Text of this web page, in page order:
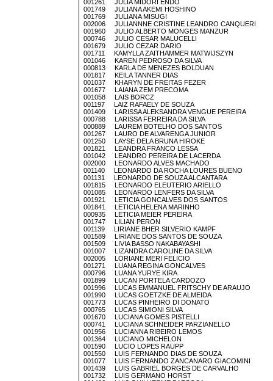
001261 JULIA MIDORI ENDO
001749 JULIANA AKEMI HOSHINO
001769 JULIANA MISUGI
002006 JULIANNNE CRISTINE LEANDRO CANQUERI
001960 JULIO ALBERTO MONGES MANZUR
000746 JULIO CESAR MALUCELLI
001679 JULIO CEZAR DARIO
001711 KAMYLLA ZAITHAMMER MATWIJSZYN
001046 KAREN PEDROSO DA SILVA
000813 KARLA DE MENEZES BOLDUAN
001817 KEILA TANNER DIAS
001037 KHARYN DE FREITAS FEZER
001677 LAIANA ZEM PRECOMA
001058 LAIS BORCZ
001197 LAIZ RAFAELY DE SOUZA
001409 LARISSA ALEKSANDRA VENGUE PEREIRA
000788 LARISSA FERREIRA DA SILVA
000889 LAUREM BOTELHO DOS SANTOS
001267 LAURO DE ALVARENGA JUNIOR
001250 LAYSE DELA BRUNA HIROKE
001821 LEANDRA FRANCO LESSA
001042 LEANDRO PEREIRA DE LACERDA
002000 LEONARDO ALVES MACHADO
001140 LEONARDO DA ROCHA LOURES BUENO
001131 LEONARDO DE SOUZA ALCANTARA
001815 LEONARDO ELEUTERIO ARIELLO
001085 LEONARDO LENFERS DA SILVA
001921 LETICIA GONCALVES DOS SANTOS
001841 LETICIA HELENA MARINHO
000935 LETICIA MEIER PEREIRA
001747 LILIAN PERON
001139 LIRIANE BHER SILVERIO KAMPF
001589 LIRIANE DOS SANTOS DE SOUZA
001509 LIVIA BASSO NAKABAYASHI
001007 LIZANDRA CAROLINE DA SILVA
002005 LORIANE MERI FELICIO
001271 LUANA REGINA GONCALVES
000796 LUANA YURYE KIRA
001899 LUCAN PORTELA CARDOZO
001996 LUCAS EMMANUEL FRITSCHY DE ARAUJO
001990 LUCAS GOETZKE DE ALMEIDA
001773 LUCAS PINHEIRO DI DONATO
000765 LUCAS SIMIONI SILVA
001670 LUCIANA GOMES PISTELLI
000741 LUCIANA SCHNEIDER PARZIANELLO
001956 LUCIANNA RIBEIRO LEMOS
001364 LUCIANO MICHELON
001590 LUCIO LOPES RAUPP
001550 LUIS FERNANDO DIAS DE SOUZA
001077 LUIS FERNANDO ZANCANARO GIACOMINI
001439 LUIS GABRIEL BORGES DE CARVALHO
001732 LUIS GERMANO HORST